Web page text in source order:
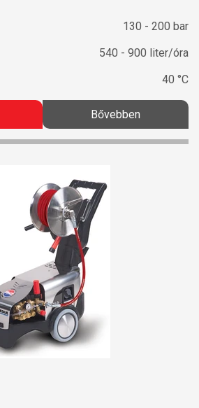
130 - 200 bar
540 - 900 liter/óra
40 °C
Bővebben